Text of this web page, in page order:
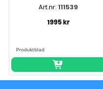
Art.nr:111539
1995 kr